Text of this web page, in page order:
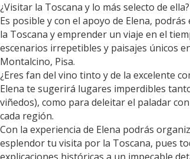
¿Visitar la Toscana y lo más selecto de ella?
Es posible y con el apoyo de Elena,
la Toscana y emprender un viaje en el
escenarios irrepetibles y paisajes únicos
Montalcino, Pisa.
¿Eres fan del vino tinto y de la excelente
Elena te sugerirá lugares imperdibles
viñedos), como para deleitar el paladar
cada región.
Con la experiencia de Elena podrás
esplendor tu visita por la Toscana, pues